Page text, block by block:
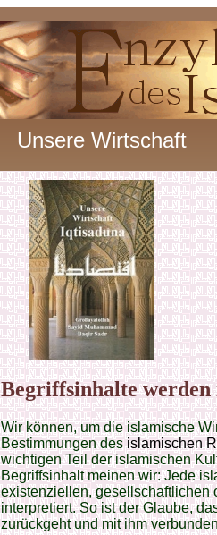
Unsere Wirtschaft
Begriffsinhalte werden
Wir können, um die islamische
Bestimmungen desislamischen
wichtigen Teil der islamischen
Begriffsinhalt meinen wir: Jede
existenziellen, gesellschaftlichen
interpretiert. So ist der Glaube,
zurückgeht und mit ihm